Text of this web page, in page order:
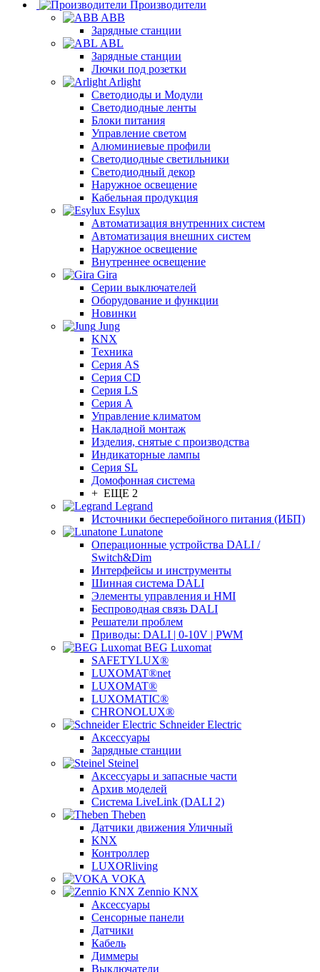
Производители
ABB
Зарядные станции
ABL
Зарядные станции
Лючки под розетки
Arlight
Светодиоды и Модули
Светодиодные ленты
Блоки питания
Управление светом
Алюминиевые профили
Светодиодные светильники
Светодиодный декор
Наружное освещение
Кабельная продукция
Esylux
Автоматизация внутренних систем
Автоматизация внешних систем
Наружное освещение
Внутреннее освещение
Gira
Серии выключателей
Оборудование и функции
Новинки
Jung
KNX
Tехника
Серия AS
Серия CD
Серия LS
Серия A
Управление климатом
Накладной монтаж
Изделия, снятые с производства
Индикаторные лампы
Серия SL
Домофонная система
+ ЕЩЕ 2
Legrand
Источники бесперебойного питания (ИБП)
Lunatone
Операционные устройства DALI /
Switch&Dim
Интерфейсы и инструменты
Шинная система DALI
Элементы управления и HMI
Беспроводная связь DALI
Решатели проблем
Приводы: DALI | 0-10V | PWM
BEG Luxomat
SAFETYLUX®
LUXOMAT®net
LUXOMAT®
LUXOMATIC®
CHRONOLUX®
Schneider Electric
Аксессуары
Зарядные станции
Steinel
Аксессуары и запасные части
Архив моделей
Система LiveLink (DALI 2)
Theben
Датчики движения Уличный
KNX
Контроллер
LUXORliving
VOKA
Zennio KNX
Аксессуары
Сенсорные панели
Датчики
Кабель
Диммеры
Выключатели